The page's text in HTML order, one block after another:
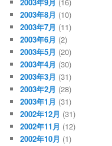
2003年8月 (10)
2003年7月 (11)
2003年6月 (2)
2003年5月 (20)
2003年4月 (30)
2003年3月 (31)
2003年2月 (28)
2003年1月 (31)
2002年12月 (31)
2002年11月 (12)
2002年10月 (1)